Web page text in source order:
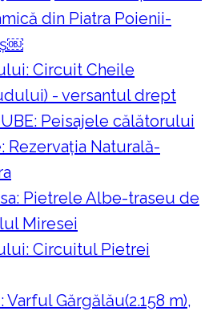
din Piatra Poienii-
Circuit Cheile
- versantul drept
Peisajele călătorului
Rezervaţia Naturală-
Pietrele Albe-traseu de
Miresei
Circuitul Pietrei
Gărgălău(2.158 m),